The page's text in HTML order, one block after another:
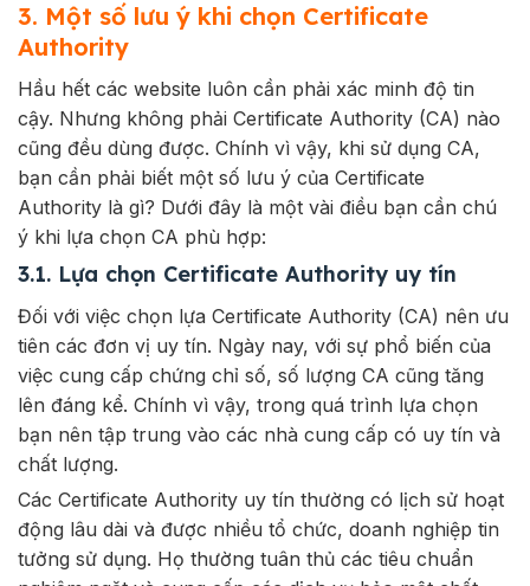
3. Một số lưu ý khi chọn Certificate
Authority
Hầu hết các website luôn cần phải xác minh độ tin
cậy. Nhưng không phải Certificate Authority (CA) nào
cũng đều dùng được. Chính vì vậy, khi sử dụng CA,
bạn cần phải biết một số lưu ý của Certificate
Authority là gì? Dưới đây là một vài điều bạn cần chú
ý khi lựa chọn CA phù hợp:
3.1. Lựa chọn Certificate Authority uy tín
Đối với việc chọn lựa Certificate Authority (CA) nên ưu
tiên các đơn vị uy tín. Ngày nay, với sự phổ biến của
việc cung cấp chứng chỉ số, số lượng CA cũng tăng
lên đáng kể. Chính vì vậy, trong quá trình lựa chọn
bạn nên tập trung vào các nhà cung cấp có uy tín và
chất lượng.
Các Certificate Authority uy tín thường có lịch sử hoạt
động lâu dài và được nhiều tổ chức, doanh nghiệp tin
tưởng sử dụng. Họ thường tuân thủ các tiêu chuẩn